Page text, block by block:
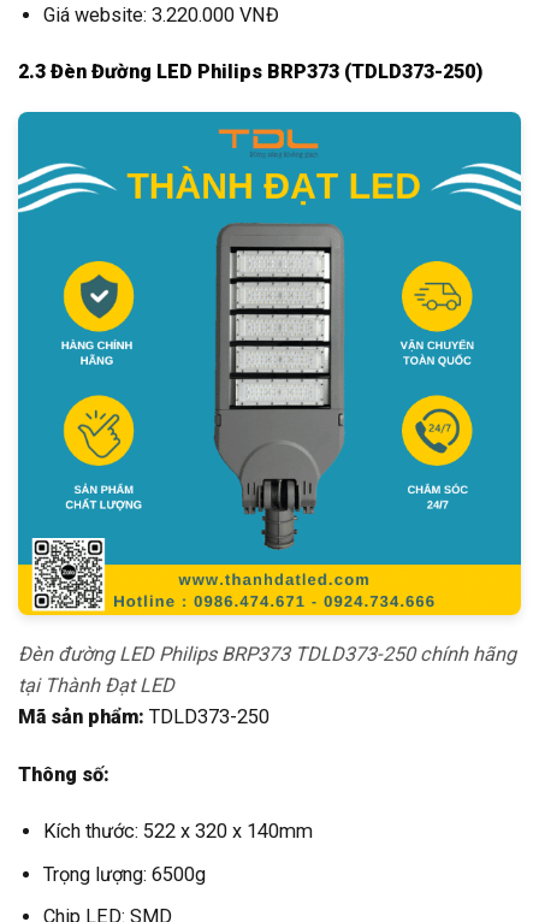
Giá website: 3.220.000 VNĐ
2.3 Đèn Đường LED Philips BRP373 (TDLD373-250)
Đèn đường LED Philips BRP373 TDLD373-250 chính hãng
tại Thành Đạt LED
Mã sản phẩm: TDLD373-250
Thông số:
Kích thước: 522 x 320 x 140mm
Trọng lượng: 6500g
Chip LED: SMD